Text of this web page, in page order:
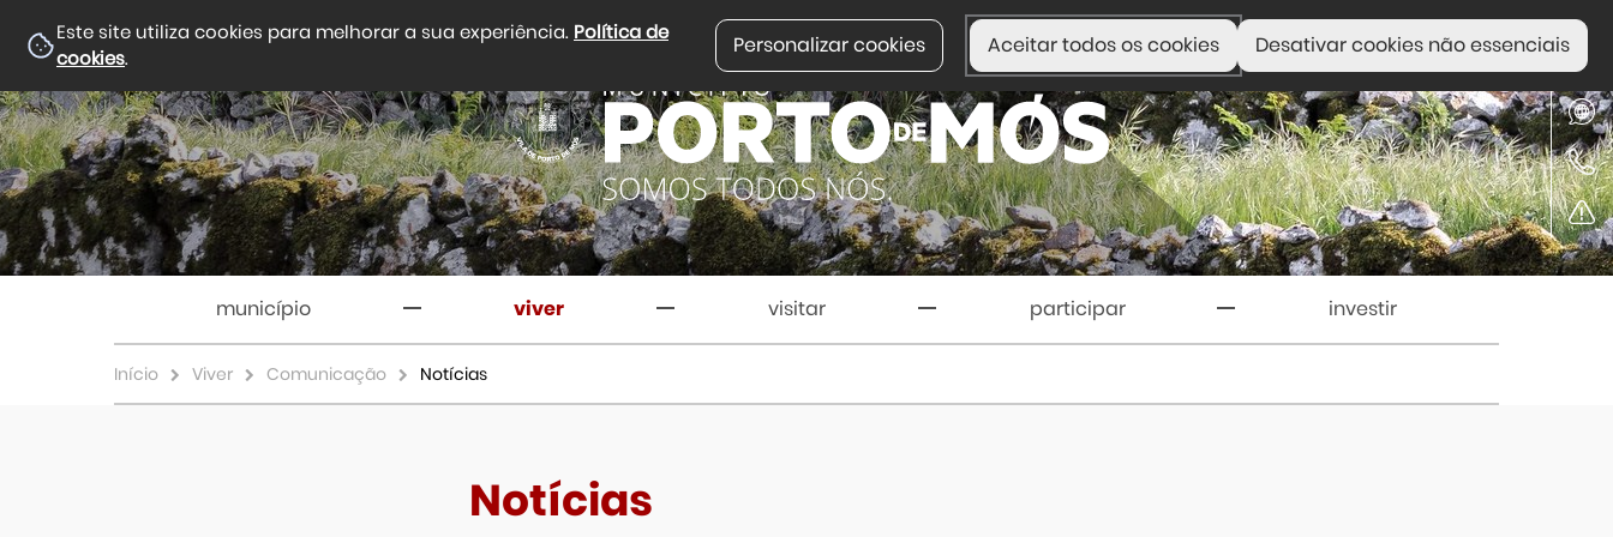
Este site utiliza cookies para melhorar a sua experiência. Política de
cookies. Personalizar cookies Aceitar todos os cookies Desativar cookies não essenciais
município viver visitar participar investir
Início Viver Comunicação Notícias
Notícias